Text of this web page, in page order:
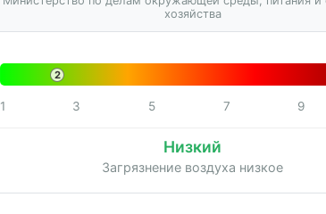
хозяйства
2
1 3 5 7 9
Низкий
Загрязнение воздуха низкое